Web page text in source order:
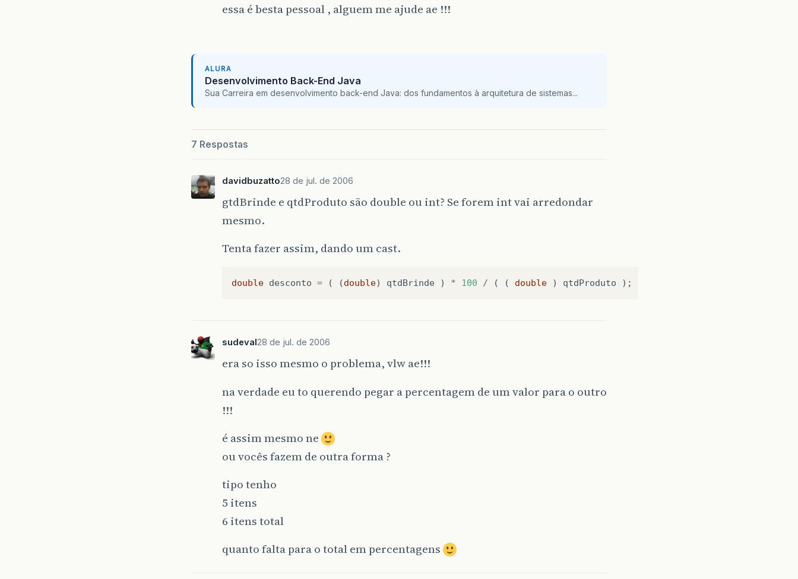
essa é besta pessoal , alguem me ajude ae !!!
ALURA
Desenvolvimento Back-End Java
Sua Carreira em desenvolvimento back-end Java: dos fundamentos à arquitetura de sistemas...
7 Respostas
davidbuzatto28 de jul. de 2006
gtdBrinde e qtdProduto são double ou int? Se forem int vai arredondar
mesmo.
Tenta fazer assim, dando um cast.
double desconto = ( (double) qtdBrinde ) * 100 / ( ( double ) qtdProduto );
sudeval28 de jul. de 2006
era so isso mesmo o problema, vlw ae!!!
na verdade eu to querendo pegar a percentagem de um valor para o outro
!!!
é assim mesmo ne
ou vocês fazem de outra forma ?
tipo tenho
5 itens
6 itens total
quanto falta para o total em percentagens